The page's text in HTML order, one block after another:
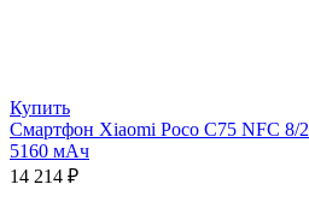
Купить
Смартфон Xiaomi Poco C75 NFC 8/
5160 мАч
14 214 ₽